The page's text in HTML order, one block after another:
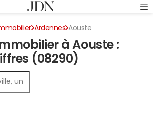
Ardennes Aouste
à Aouste :
(08290)